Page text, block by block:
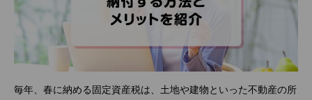
毎年、春に納める固定資産税は、土地や建物といった不動産の所